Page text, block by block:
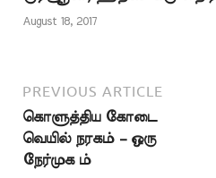
August 18, 2017
PREVIOUS ARTICLE
கொளுத்திய கோடை
வெயில் நரகம் – ஒரு
நேர்முக ம்